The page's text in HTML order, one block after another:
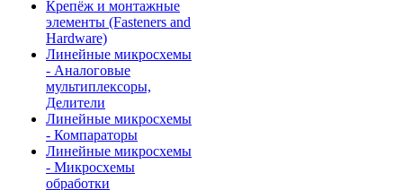
Крепёж и монтажные
элементы (Fasteners and
Hardware)
Линейные микросхемы
- Аналоговые
мультиплексоры,
Делители
Линейные микросхемы
- Компараторы
Линейные микросхемы
- Микросхемы
обработки